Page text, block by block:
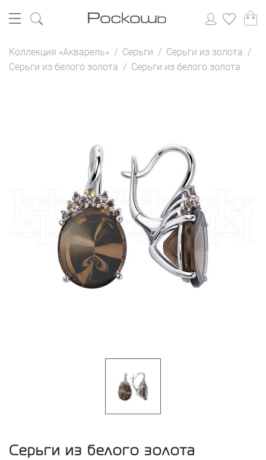
Коллекция «Акварель» / Серьги / Серьги из золота /
Серьги из белого золота / Серьги из белого золота
Серьги из белого золота